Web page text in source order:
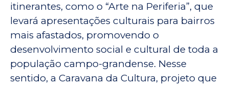
itinerantes, como o “Arte na Periferia”, que
levará apresentações culturais para bairros
mais afastados, promovendo o
desenvolvimento social e cultural de toda a
população campo-grandense. Nesse
sentido, a Caravana da Cultura, projeto que